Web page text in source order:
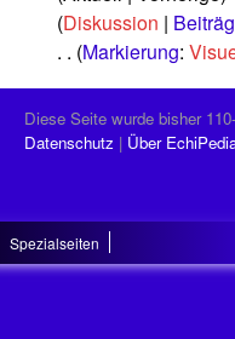
u
l
i
2
2
Diskussion
i
B
e
Markierung:
Diese Seite wurde bisher
Datenschutz
Über
Spezialseiten